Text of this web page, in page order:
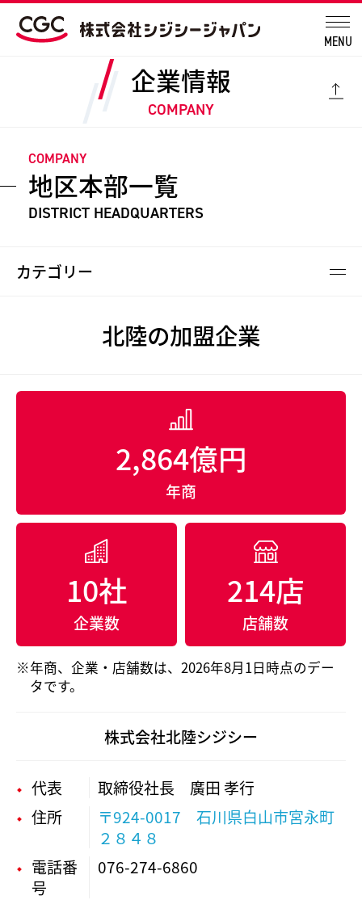
MENU
企業情報
COMPANY
COMPANY
地区本部一覧
DISTRICT HEADQUARTERS
カテゴリー
北陸の加盟企業
2,864億円
年商
10社
企業数
214店
店舗数
年商、企業・店舗数は、2026年8月1日時点のデー
タです。
株式会社北陸シジシー
代表
取締役社長 廣田 孝行
住所
〒924-0017 石川県白山市宮永町
２８４８
電話番
号
076-274-6860